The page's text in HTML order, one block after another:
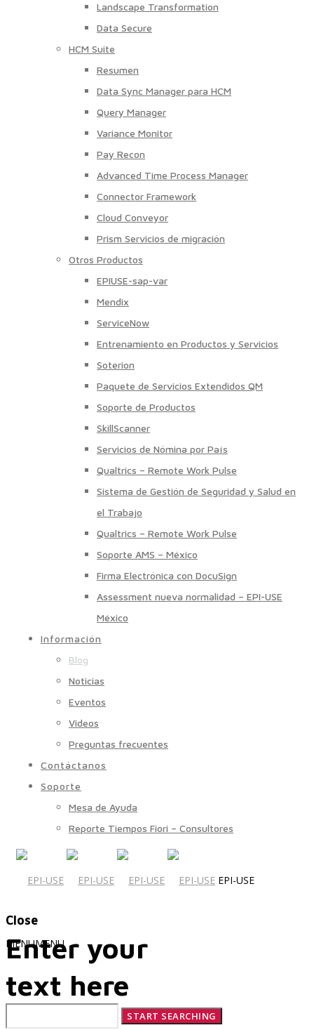
Landscape Transformation
Data Secure
HCM Suite
Resumen
Data Sync Manager para HCM
Query Manager
Variance Monitor
Pay Recon
Advanced Time Process Manager
Connector Framework
Cloud Conveyor
Prism Servicios de migración
Otros Productos
EPIUSE-sap-var
Mendix
ServiceNow
Entrenamiento en Productos y Servicios
Soterion
Paquete de Servicios Extendidos QM
Soporte de Productos
SkillScanner
Servicios de Nómina por País
Qualtrics – Remote Work Pulse
Sistema de Gestión de Seguridad y Salud en
el Trabajo
Qualtrics – Remote Work Pulse
Soporte AMS – México
Firma Electrónica con DocuSign
Assessment nueva normalidad – EPI-USE
México
Información
Blog
Noticias
Eventos
Videos
Preguntas frecuentes
Contáctanos
Soporte
Mesa de Ayuda
Reporte Tiempos Fiori – Consultores
EPI-USE
MENUMENU
Close
Enter your
text here